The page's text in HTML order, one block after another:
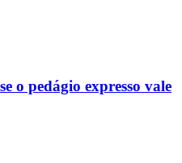
o pedágio expresso vale